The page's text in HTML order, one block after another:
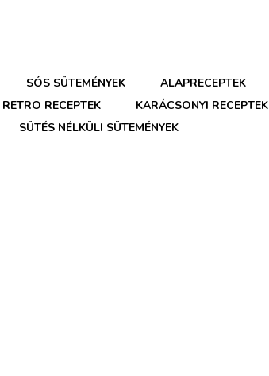
SÓS SÜTEMÉNYEK
ALAPRECEPTEK
RETRO RECEPTEK
KARÁCSONYI RECEPTEK
SÜTÉS NÉLKÜLI SÜTEMÉNYEK